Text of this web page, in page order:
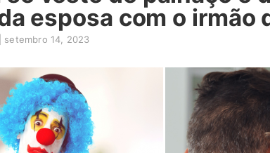
esposa com o irmão
setembro 14, 2023